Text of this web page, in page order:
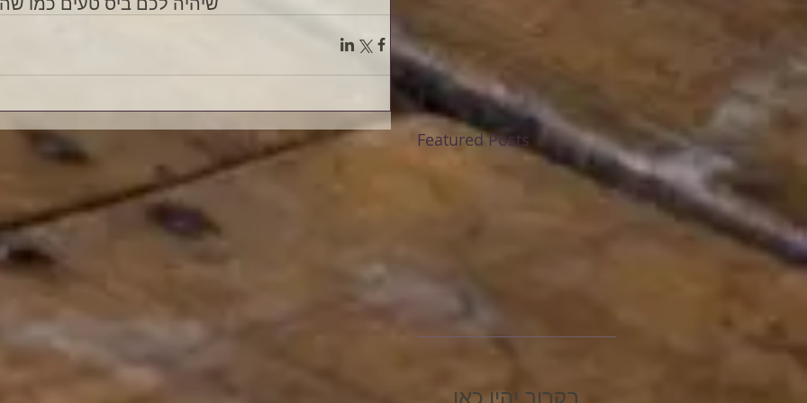
Featured Posts
בקרוב יהיו כאן